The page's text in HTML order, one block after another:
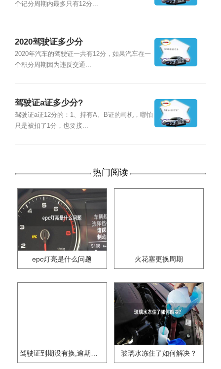
个记分周期内最多只有12分...
2020驾驶证多少分
2020年汽车的驾驶证一共有12分，如果汽车在一
个积分周期因为违反交通...
驾驶证a证多少分?
驾驶证a证12分的：1、持有A、B证的司机，哪怕
只是被扣了1分，也要接...
热门阅读
epc灯亮是什么问题 火花塞更换周期
驾驶证到期没有换,逾期怎么办?? 玻璃水冻住了如何解决？